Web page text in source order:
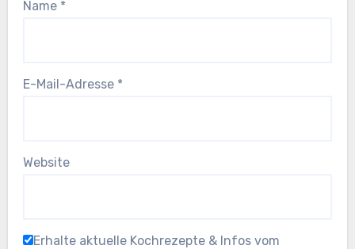
Name *
E-Mail-Adresse *
Website
Erhalte aktuelle Kochrezepte & Infos vom